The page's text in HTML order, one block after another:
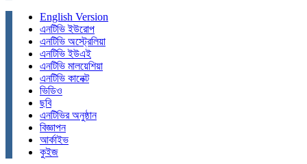
English Version
এনটিভি ইউরোপ
এনটিভি অস্ট্রেলিয়া
এনটিভি ইউএই
এনটিভি মালয়েশিয়া
এনটিভি কানেক্ট
ভিডিও
ছবি
এনটিভির অনুষ্ঠান
বিজ্ঞাপন
আর্কাইভ
কুইজ